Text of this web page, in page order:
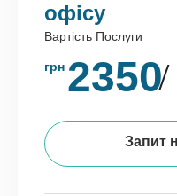
офісу
Вартість Послуги
грн 2350
Запит